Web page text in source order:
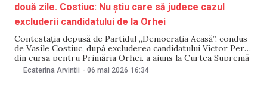
două zile. Costiuc: Nu știu care să judece cazul
excluderii candidatului de la Orhei
Contestația depusă de Partidul „Democrația Acasă”, condus
de Vasile Costiuc, după excluderea candidatului Victor Perțu
din cursa pentru Primăria Orhei, a ajuns la Curtea Supremă
de Justiție (CSJ). Se întâmplă după ce Curtea de Apel Centru
Ecaterina Arvintii - 06 mai 2026 16:34